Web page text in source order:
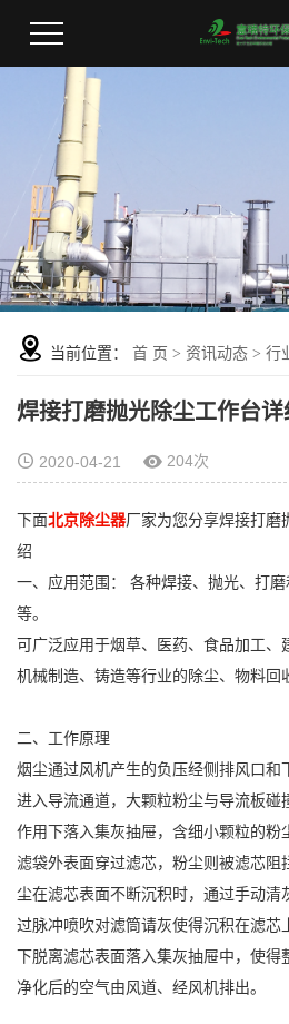
当前位置： 首 页 > 资讯动态 > 行
焊接打磨抛光除尘工作台
2020-04-21 204次
下面北京除尘器厂家为您分享焊接打磨
绍
一、应用范围： 各种焊接、抛光、打
等。
可广泛应用于烟草、医药、食品加工、
机械制造、铸造等行业的除尘、物料回
二、工作原理
烟尘通过风机产生的负压经侧排风口和
进入导流通道，大颗粒粉尘与导流板碰
作用下落入集灰抽屉，含细小颗粒的粉
滤袋外表面穿过滤芯，粉尘则被滤芯阻
尘在滤芯表面不断沉积时，通过手动清
过脉冲喷吹对滤筒请灰使得沉积在滤芯
下脱离滤芯表面落入集灰抽屉中，使得
净化后的空气由风道、经风机排出。